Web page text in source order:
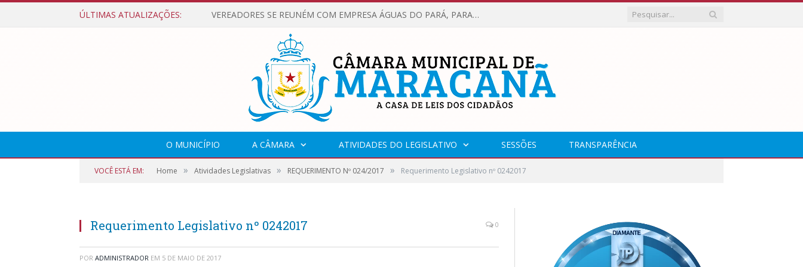
ÚLTIMAS ATUALIZAÇÕES: VEREADORES SE REUNÉM COM EMPRESA ÁGUAS DO PARÁ, PARA APRESENTAR REIVINDICAÇÕES E MELHORIAS NA QUALIDADE DOS SERVIÇOS OFERECIDOS Á POPULAÇÃO.
O MUNICÍPIO A CÂMARA ATIVIDADES DO LEGISLATIVO SESSÕES TRANSPARÊNCIA
VOCÊ ESTÁ EM: Home » Atividades Legislativas » REQUERIMENTO Nº 024/2017 » Requerimento Legislativo nº 0242017
Requerimento Legislativo nº 0242017 0
POR ADMINISTRADOR EM 5 DE MAIO DE 2017